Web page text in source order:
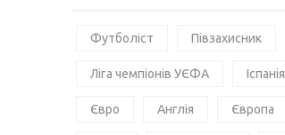
Футболіст Півзахисник
Ліга чемпіонів УЄФА Іспанія
Євро Англія Європа